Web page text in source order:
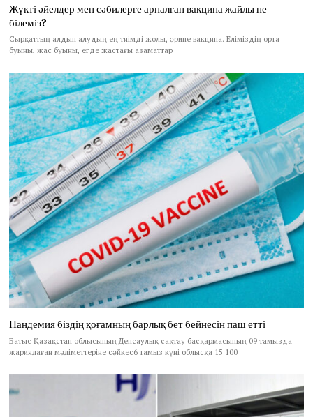
Жүкті әйелдер мен сәбилерге арналған вакцина жайлы не
білеміз?
Сырқаттың алдын алудың ең тиімді жолы, әрине вакцина. Еліміздің орта
буыны, жас буыны, егде жастағы азаматтар
Пандемия біздің қоғамның барлық бет бейнесін паш етті
Батыс Қазақстан облысының Денсаулық сақтау басқармасының 09 тамызда
жариялаған мәліметтеріне сәйкес6 тамыз күні облысқа 15 100